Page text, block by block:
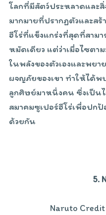
โลกที่มีสัตว์ประหลาดและ
มากมายที่ปรากฏตัวและสร้
ฮีโร่ที่แข็งแกร่งที่สุดที่สาม
หมัดเดียว แต่ว่าเมื่อไซตาม
ในพลังของตัวเองและพย
ผจญภัยของเขา ทำให้ได้พ
ลูกศิษย์มาหนึ่งคน ซึ่งเป็น
สมาคมซูเปอร์ฮีโร่เพื่อปกป้
ด้วยกัน
5.
Naruto Credit